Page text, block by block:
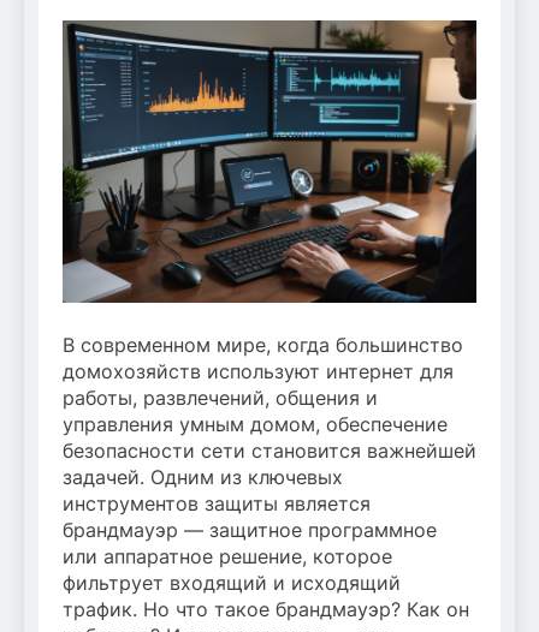
В современном мире, когда большинство
домохозяйств используют интернет для
работы, развлечений, общения и
управления умным домом, обеспечение
безопасности сети становится важнейшей
задачей. Одним из ключевых
инструментов защиты является
брандмауэр — защитное программное
или аппаратное решение, которое
фильтрует входящий и исходящий
трафик. Но что такое брандмауэр? Как он